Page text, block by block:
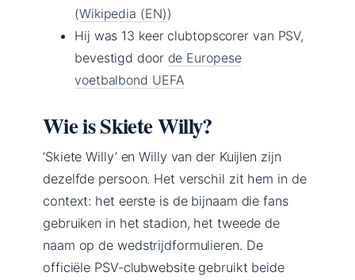
(Wikipedia (EN))
Hij was 13 keer clubtopscorer van PSV,
bevestigd door de Europese
voetbalbond UEFA
Wie is Skiete Willy?
‘Skiete Willy’ en Willy van der Kuijlen zijn
dezelfde persoon. Het verschil zit hem in de
context: het eerste is de bijnaam die fans
gebruiken in het stadion, het tweede de
naam op de wedstrijdformulieren. De
officiële PSV-clubwebsite gebruikt beide